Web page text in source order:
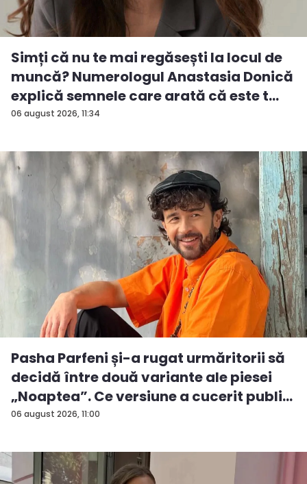
06 august 2026, 11:34
Simți că nu te mai regăsești la locul de
muncă? Numerologul Anastasia Donică
explică semnele care arată că este t...
06 august 2026, 11:00
Pasha Parfeni și-a rugat urmăritorii să
decidă între două variante ale piesei
„Noaptea”. Ce versiune a cucerit publi...